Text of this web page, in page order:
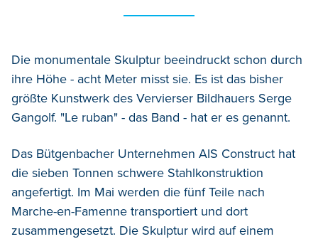
Die monumentale Skulptur beeindruckt schon durch
ihre Höhe - acht Meter misst sie. Es ist das bisher
größte Kunstwerk des Vervierser Bildhauers Serge
Gangolf. "Le ruban" - das Band - hat er es genannt.
Das Bütgenbacher Unternehmen AIS Construct hat
die sieben Tonnen schwere Stahlkonstruktion
angefertigt. Im Mai werden die fünf Teile nach
Marche-en-Famenne transportiert und dort
zusammengesetzt. Die Skulptur wird auf einem